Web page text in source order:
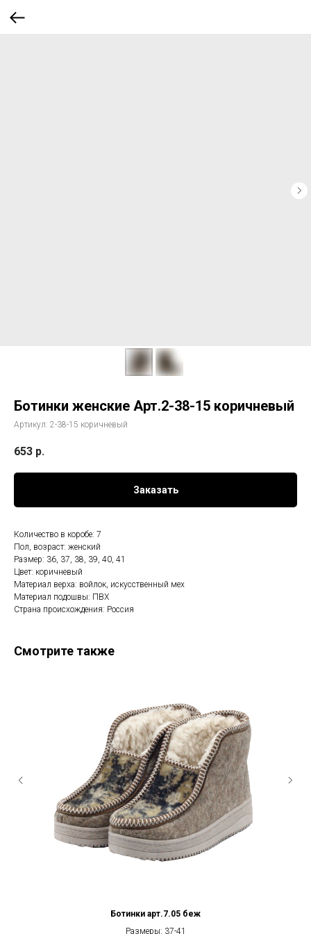
Ботинки женские Арт.2-38-15 коричневый
Артикул: 2-38-15 коричневый
653 р.
Заказать
Количество в коробе: 7
Пол, возраст: женский
Размер: 36, 37, 38, 39, 40, 41
Цвет: коричневый
Материал верха: войлок, искусственный мех
Материал подошвы: ПВХ
Страна происхождения: Россия
Смотрите также
Ботинки арт.7.05 беж
Размеры: 37-41